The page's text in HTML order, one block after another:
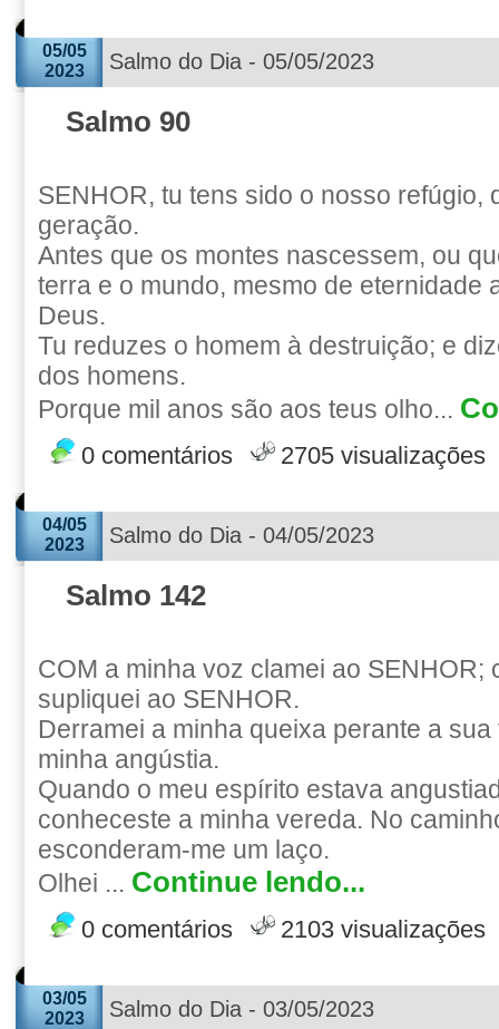
05/05
2023
Salmo do Dia - 05/05/2023
Salmo 90
SENHOR, tu tens sido o nosso refúgio,
geração.
Antes que os montes nascessem, ou
terra e o mundo, mesmo de eternidade
Deus.
Tu reduzes o homem à destruição; e
dos homens.
Porque mil anos são aos teus olho...
0 comentários 2705 visualizações
04/05
2023
Salmo do Dia - 04/05/2023
Salmo 142
COM a minha voz clamei ao SENHOR;
supliquei ao SENHOR.
Derramei a minha queixa perante a
minha angústia.
Quando o meu espírito estava
conheceste a minha vereda. No
esconderam-me um laço.
Olhei ... Continue lendo...
0 comentários 2103 visualizações
03/05
2023
Salmo do Dia - 03/05/2023